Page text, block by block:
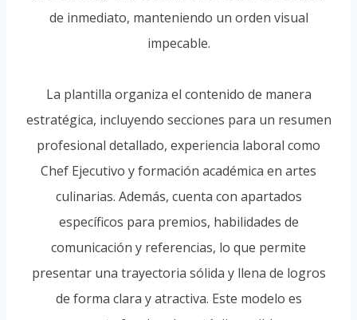
de inmediato, manteniendo un orden visual
impecable.
La plantilla organiza el contenido de manera
estratégica, incluyendo secciones para un resumen
profesional detallado, experiencia laboral como
Chef Ejecutivo y formación académica en artes
culinarias. Además, cuenta con apartados
específicos para premios, habilidades de
comunicación y referencias, lo que permite
presentar una trayectoria sólida y llena de logros
de forma clara y atractiva. Este modelo es